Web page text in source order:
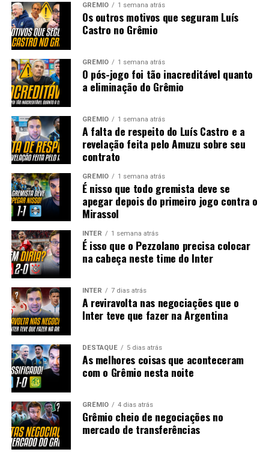
GRÊMIO 1 semana atrás
Os outros motivos que seguram Luís
Castro no Grêmio
GRÊMIO 1 semana atrás
O pós-jogo foi tão inacreditável quanto
a eliminação do Grêmio
GRÊMIO 1 semana atrás
A falta de respeito do Luís Castro e a
revelação feita pelo Amuzu sobre seu
contrato
GRÊMIO 1 semana atrás
É nisso que todo gremista deve se
apegar depois do primeiro jogo contra o
Mirassol
INTER 1 semana atrás
É isso que o Pezzolano precisa colocar
na cabeça neste time do Inter
INTER 7 dias atrás
A reviravolta nas negociações que o
Inter teve que fazer na Argentina
DESTAQUE 5 dias atrás
As melhores coisas que aconteceram
com o Grêmio nesta noite
GRÊMIO 4 dias atrás
Grêmio cheio de negociações no
mercado de transferências